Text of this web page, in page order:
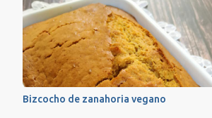
Bizcocho de zanahoria vegano